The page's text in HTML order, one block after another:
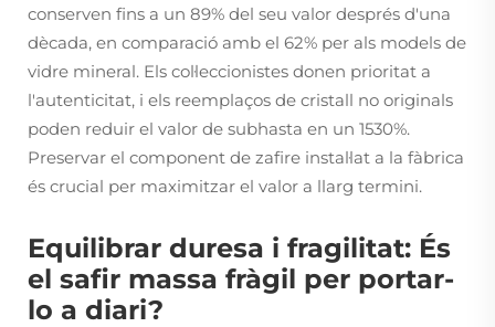
conserven fins a un 89% del seu valor després d'una
dècada, en comparació amb el 62% per als models de
vidre mineral. Els col·leccionistes donen prioritat a
l'autenticitat, i els reemplaços de cristall no originals
poden reduir el valor de subhasta en un 1530%.
Preservar el component de zafire instal·lat a la fàbrica
és crucial per maximitzar el valor a llarg termini.
Equilibrar duresa i fragilitat: És
el safir massa fràgil per portar-
lo a diari?